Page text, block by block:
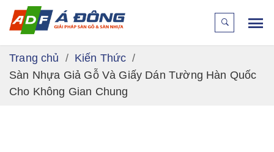
Trang chủ
Kiến Thức
Sàn Nhựa Giả Gỗ Và Giấy Dán Tường Hàn Quốc
Cho Không Gian Chung